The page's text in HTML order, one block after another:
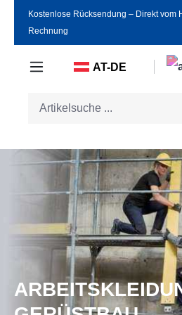
Zum Hauptinhalt springen
Kostenlose Rücksendung ‒ Direkt vom
Rechnung
AT-DE